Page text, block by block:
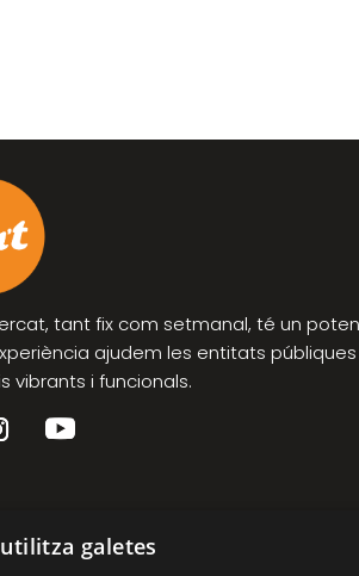
tant fix com setmanal, té un
ajudem les entitats
vibrants i funcionals.
galetes